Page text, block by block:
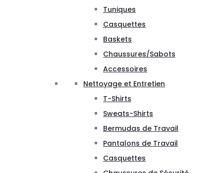
Tuniques
Casquettes
Baskets
Chaussures/Sabots
Accessoires
Nettoyage et Entretien
T-Shirts
Sweats-Shirts
Bermudas de Travail
Pantalons de Travail
Casquettes